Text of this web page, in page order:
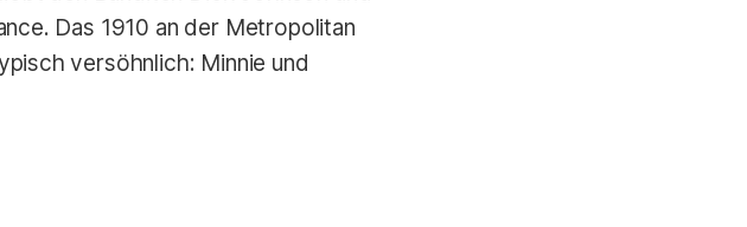
Das 1910 an der Metropolitan
versöhnlich: Minnie und